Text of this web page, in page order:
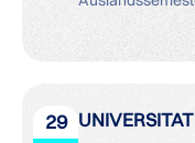
29